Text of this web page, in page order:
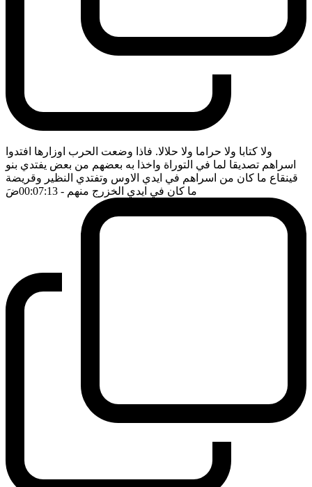
ولا كتابا ولا حراما ولا حلالا. فاذا وضعت الحرب اوزارها افتدوا
اسراهم تصديقا لما في التوراة واخذا به بعضهم من بعض يفتدي بنو
قينقاع ما كان من اسراهم في ايدي الاوس وتفتدي النظير وقريضة
ما كان في ايدي الخزرج منهم - 00:07:13 ضَ